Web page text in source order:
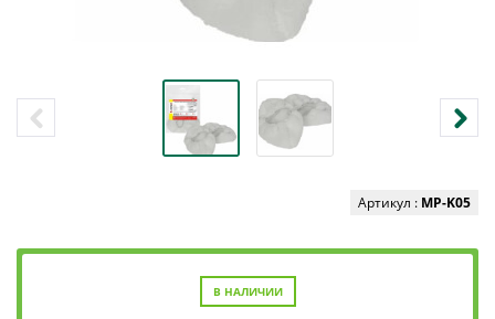
Артикул : MP-K05
В НАЛИЧИИ